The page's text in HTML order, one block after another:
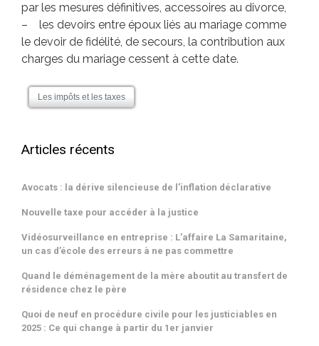
par les mesures définitives, accessoires au divorce,
– les devoirs entre époux liés au mariage comme
le devoir de fidélité, de secours, la contribution aux
charges du mariage cessent à cette date.
Les impôts et les taxes
Articles récents
Avocats : la dérive silencieuse de l’inflation déclarative
Nouvelle taxe pour accéder à la justice
Vidéosurveillance en entreprise : L’affaire La Samaritaine,
un cas d’école des erreurs à ne pas commettre
Quand le déménagement de la mère aboutit au transfert de
résidence chez le père
Quoi de neuf en procédure civile pour les justiciables en
2025 : Ce qui change à partir du 1er janvier